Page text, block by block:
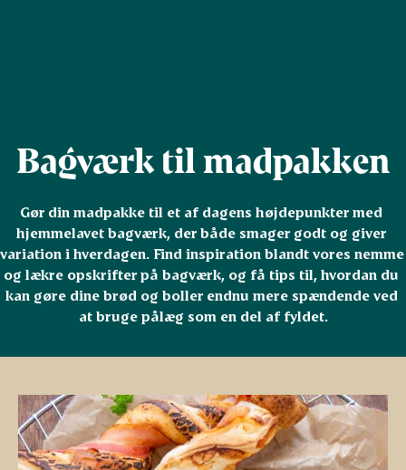
Bagværk til madpakken
Gør din madpakke til et af dagens højdepunkter med
hjemmelavet bagværk, der både smager godt og giver
variation i hverdagen. Find inspiration blandt vores nemme
og lækre opskrifter på bagværk, og få tips til, hvordan du
kan gøre dine brød og boller endnu mere spændende ved
at bruge pålæg som en del af fyldet.